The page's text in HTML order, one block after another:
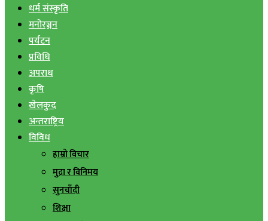
धर्म संस्कृति
मनोरञ्जन
पर्यटन
प्रविधि
अपराध
कृषि
खेलकुद
अन्तराष्ट्रिय
विविध
हाम्रो विचार
मुद्रा र विनिमय
सुनचाँदी
शिक्षा